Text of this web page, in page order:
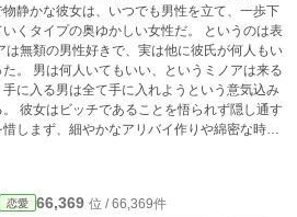
静かな彼女は、いつでも男性を立て、一歩下
くタイプの奥ゆかしい女性だ。 というのは表
は無類の男性好きで、実は他に彼氏が何人もい
ミノアは来る
手に入る男は全て手に入れようという意気込み
彼女はビッチであることを悟られず隠し通す
しまず、細やかなアリバイ作りや綿密な時間
性心理に精通し、様々なテクニックを持って
物設定にAIイラストあ
恋愛 66,369 位 / 66,369件